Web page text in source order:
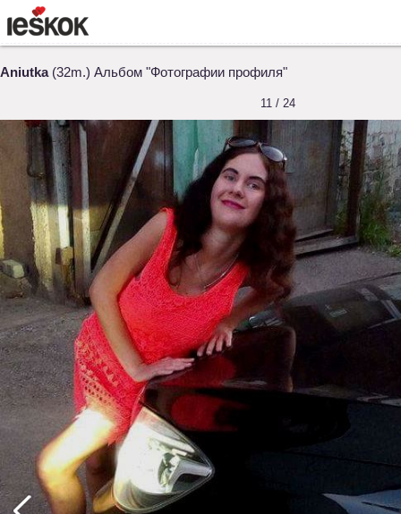
Aniutka(32m.) Альбом "Фотографии профиля"
11 / 24